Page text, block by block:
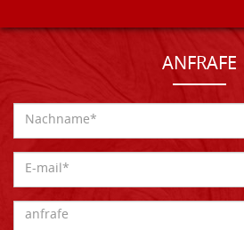
ANFRAFE